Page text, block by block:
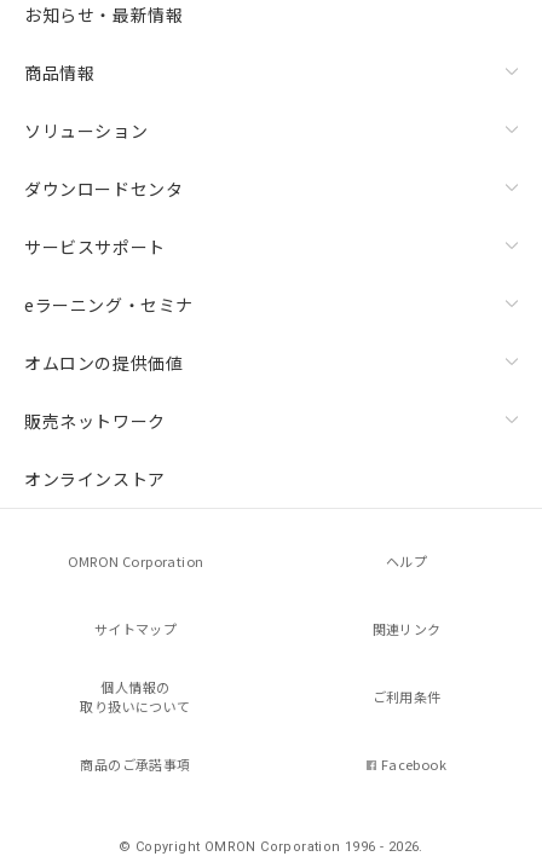
お知らせ・最新情報
商品情報
ソリューション
ダウンロードセンタ
サービスサポート
eラーニング・セミナ
オムロンの提供価値
販売ネットワーク
オンラインストア
OMRON Corporation ヘルプ
サイトマップ 関連リンク
個人情報の
取り扱いについて
ご利用条件
商品のご承諾事項 Facebook
© Copyright OMRON Corporation 1996 - 2026.